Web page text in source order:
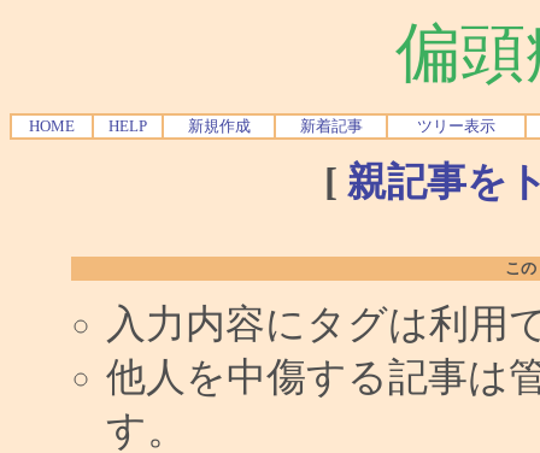
偏
HOME HELP 新規作成 新着記事 ツリー表示
[ 親記事を
こ
入力内容にタグは利用
他人を中傷する記事は
す。